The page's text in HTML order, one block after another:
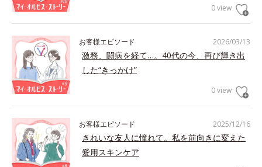
0 view
2026/03/13
お客様エピソード
激務、闘病を経て…。40代の今、再び輝き出
した“きっかけ”
0 view
2025/12/16
お客様エピソード
きれいな友人に憧れて。私を前向きに変えた
愛用スキンケア